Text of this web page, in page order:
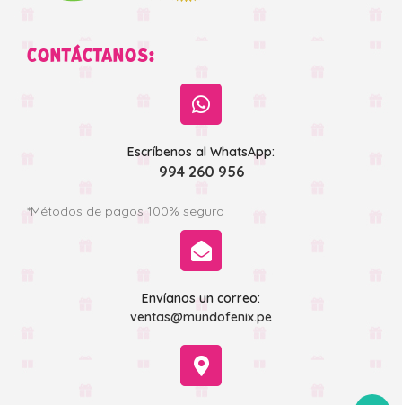
CONTÁCTANOS:
Escríbenos al WhatsApp:
994 260 956
*Métodos de pagos 100% seguro
Envíanos un correo:
ventas@mundofenix.pe